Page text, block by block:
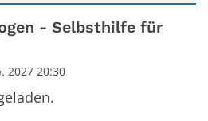
- Selbsthilfe für
2027 20:30